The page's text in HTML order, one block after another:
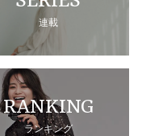
連載
RANKING
ランキング